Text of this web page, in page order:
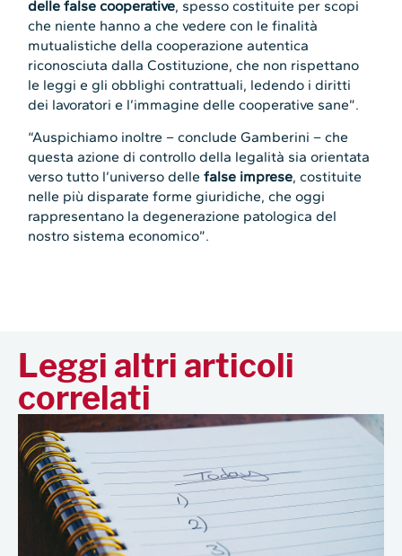
delle false cooperative, spesso costituite per scopi
che niente hanno a che vedere con le finalità
mutualistiche della cooperazione autentica
riconosciuta dalla Costituzione, che non rispettano
le leggi e gli obblighi contrattuali, ledendo i diritti
dei lavoratori e l’immagine delle cooperative sane”.
“Auspichiamo inoltre – conclude Gamberini – che
questa azione di controllo della legalità sia orientata
verso tutto l’universo dellefalse imprese, costituite
nelle più disparate forme giuridiche, che oggi
rappresentano la degenerazione patologica del
nostro sistema economico”.
Leggi altri articoli
correlati